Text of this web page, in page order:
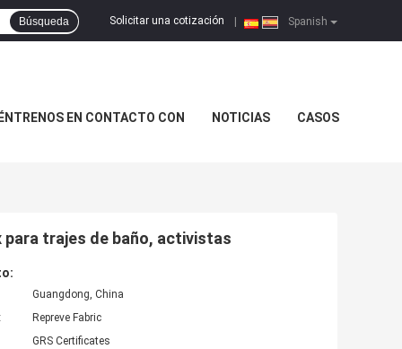
Spanish
Solicitar una cotización
Búsqueda
EN CONTACTO CON NOTICIAS CASOS
para trajes de baño, activistas
Guangdong, China
Repreve Fabric
GRS Certificates